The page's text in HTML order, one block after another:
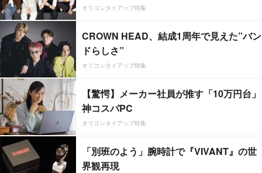
オリコンタイアップ特集
CROWN HEAD、結成1周年で見えた”バン
ドらしさ”
オリコンタイアップ特集
【驚愕】メーカー社員が推す「10万円台」
神コスパPC
オリコンタイアップ特集
「別班のよう」腕時計で『VIVANT』の世
界観再現